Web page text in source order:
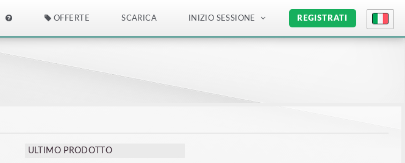
OFFERTE SCARICA INIZIO SESSIONE REGISTRATI
ULTIMO PRODOTTO